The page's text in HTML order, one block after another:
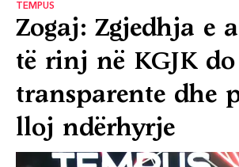
TEMPUS
Zogaj: Zgjedhja e
të rinj në KGJK
transparente dhe
lloj ndërhyrje